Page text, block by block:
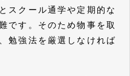
スクール通学や定期的な
です。そのため物事を取
勉強法を厳選しなければ